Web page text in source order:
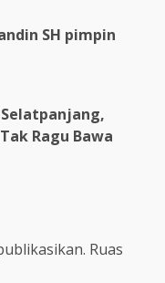
SH pimpin
Selatpanjang,
Ragu Bawa
Ruas